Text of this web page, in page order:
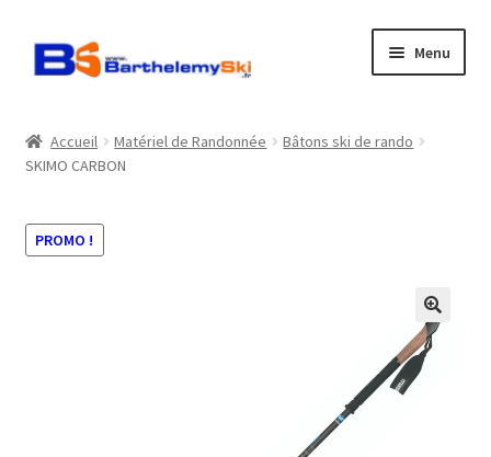
Aller
Aller
Menu
Atelier
Location
Accueil Matériel de Randonnée
Bâtons ski de rando
SKIMO CARBON
PROMO !